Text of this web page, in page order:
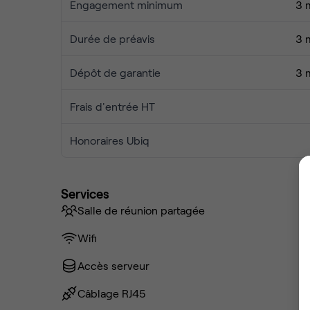
Engagement minimum 3
Durée de préavis 3
Dépôt de garantie 3
Frais d'entrée HT
Honoraires Ubiq
Services
Salle de réunion partagée
Wifi
Accès serveur
Câblage RJ45